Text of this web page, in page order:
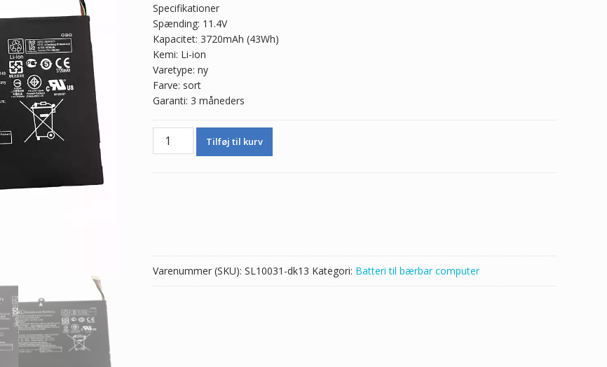
pris
var:
445,00 kr.262,00 kr.
Specifikationer
Spænding: 11.4V
Kapacitet: 3720mAh (43Wh)
Kemi: Li-ion
Varetype: ny
Farve: sort
Garanti: 3 måneders
Ægte
batteri
13-
a000no
antal
Tilføj til kurv
Varenummer (SKU): SL10031-dk13 Kategori: Batteri til bærbar computer